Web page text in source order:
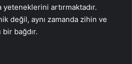
yeteneklerini artırmaktadır.
değil, aynı zamanda zihin ve
bağdır.